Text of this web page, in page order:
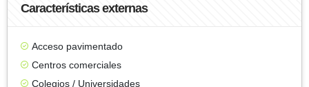
Características externas
Acceso pavimentado
Centros comerciales
Colegios / Universidades